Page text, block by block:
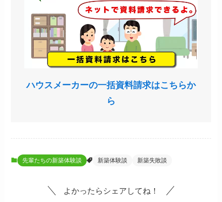
ハウスメーカーの一括資料請求はこちらか
ら
先輩たちの新築体験談 新築体験談 新築失敗談
よかったらシェアしてね！